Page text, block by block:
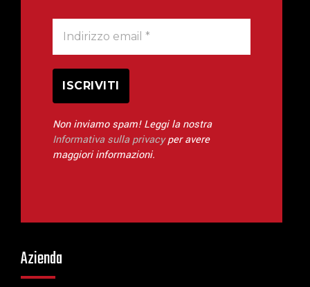
Non inviamo spam! Leggi la nostra
Informativa sulla privacyper avere
maggiori informazioni.
Azienda